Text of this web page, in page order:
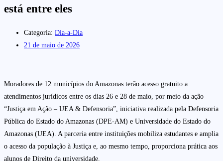
está entre eles
Categoria: Dia-a-Dia
21 de maio de 2026
Moradores de 12 municípios do Amazonas terão acesso gratuito a
atendimentos jurídicos entre os dias 26 e 28 de maio, por meio da ação
“Justiça em Ação – UEA & Defensoria”, iniciativa realizada pela Defensoria
Pública do Estado do Amazonas (DPE-AM) e Universidade do Estado do
Amazonas (UEA). A parceria entre instituições mobiliza estudantes e amplia
o acesso da população à Justiça e, ao mesmo tempo, proporciona prática aos
alunos de Direito da universidade.